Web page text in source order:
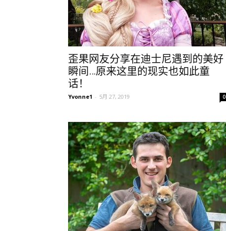
歪果网友分享在迪士尼遇到的美好
瞬间…原来这里的现实也如此童
话！
Yvonne1 - 5月 27, 2019 0